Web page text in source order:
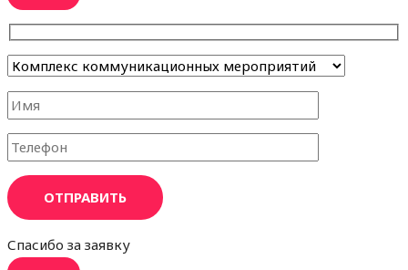
ОТПРАВИТЬ
Спасибо за заявку